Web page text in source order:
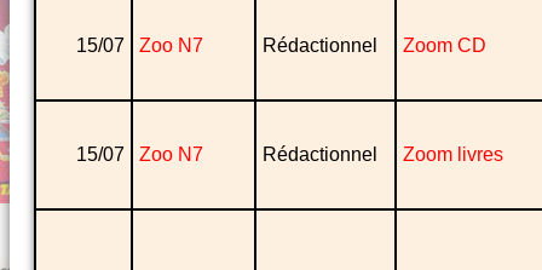
15/07 Zoo N7 Rédactionnel Zoom CD
15/07 Zoo N7 Rédactionnel Zoom livres